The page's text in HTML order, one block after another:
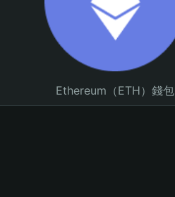
Ethereum（ETH）錢包